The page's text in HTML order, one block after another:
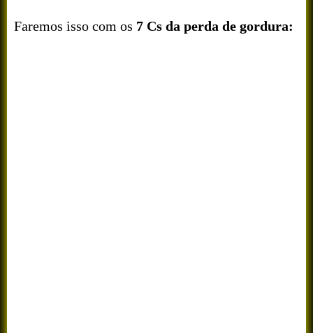
Faremos isso com os 7 Cs da perda de gordura: